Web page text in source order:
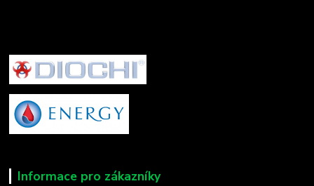
Informace pro zákazníky